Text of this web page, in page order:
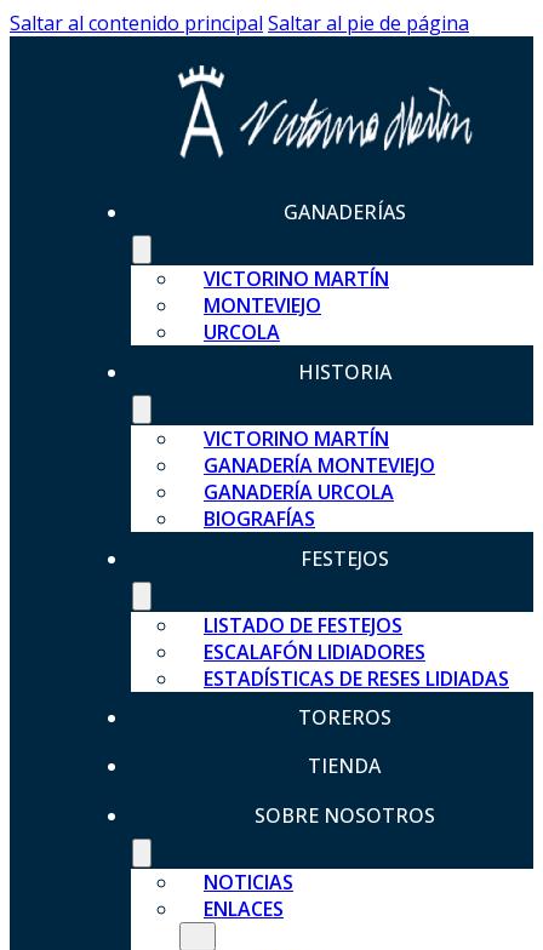
Saltar al contenido principal Saltar al pie de página
GANADERÍAS
VICTORINO MARTÍN
MONTEVIEJO
URCOLA
HISTORIA
VICTORINO MARTÍN
GANADERÍA MONTEVIEJO
GANADERÍA URCOLA
BIOGRAFÍAS
FESTEJOS
LISTADO DE FESTEJOS
ESCALAFÓN LIDIADORES
ESTADÍSTICAS DE RESES LIDIADAS
TOREROS
TIENDA
SOBRE NOSOTROS
NOTICIAS
ENLACES